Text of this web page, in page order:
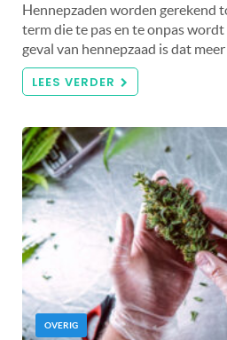
Hennepzaden worden gerekend
term die te pas en te onpas
geval van hennepzaad is dat
LEES VERDER
OVERIG